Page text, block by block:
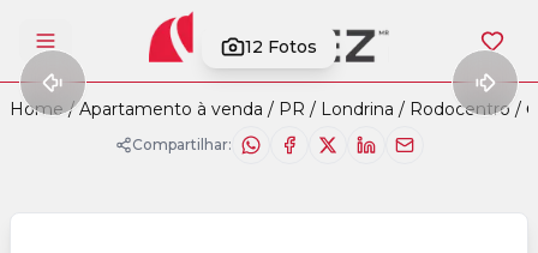
Abrir menu 12 Fotos
Home / Apartamento à venda / PR / Londrina / Rodocentro /
Compartilhar: